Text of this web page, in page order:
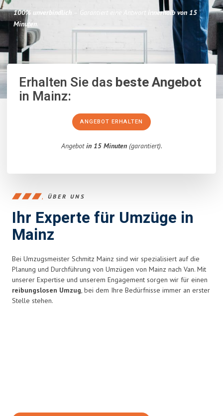
100% unverbindlich – Garantiert eine Antwort
innerhalb von 15
Minuten.
Erhalten Sie dasbeste Angebot
in Mainz:
ANGEBOT ERHALTEN
Angebotin 15 Minuten(garantiert).
ÜBER UNS
Ihr Experte für Umzüge in
Mainz
Bei Umzugsmeister Schmitz Mainz sind wir spezialisiert auf die
Planung und Durchführung von Umzügen von Mainz nach Van. Mit
unserer Expertise und unserem Engagement sorgen wir für einen
reibungslosen Umzug, bei dem Ihre Bedürfnisse immer an erster
Stelle stehen.